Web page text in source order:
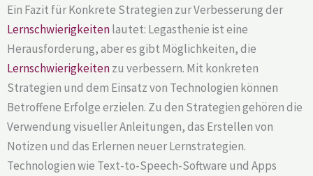
Ein Fazit für Konkrete Strategien zur Verbesserung der
Lernschwierigkeitenlautet: Legasthenie ist eine
Herausforderung, aber es gibt Möglichkeiten, die
Lernschwierigkeitenzu verbessern. Mit konkreten
Strategien und dem Einsatz von Technologien können
Betroffene Erfolge erzielen. Zu den Strategien gehören die
Verwendung visueller Anleitungen, das Erstellen von
Notizen und das Erlernen neuer Lernstrategien.
Technologien wie Text-to-Speech-Software und Apps